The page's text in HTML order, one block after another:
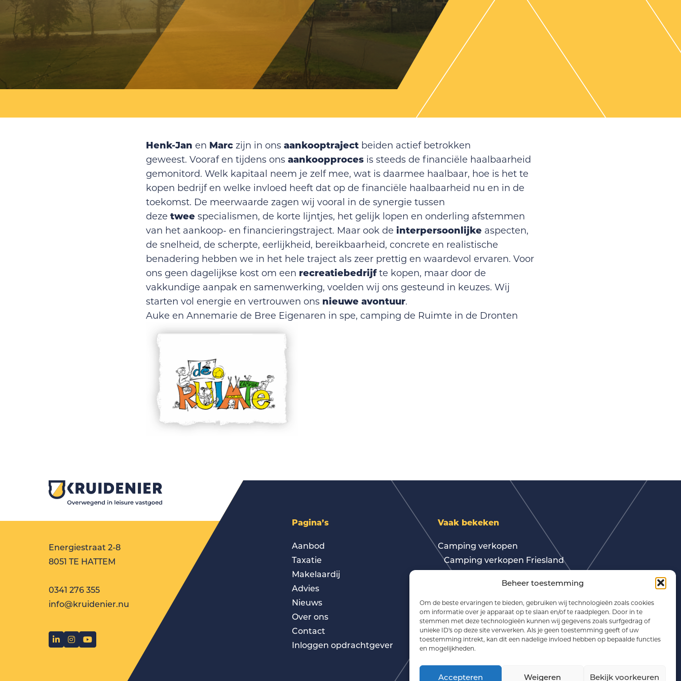
Beheer toestemming
Om de beste ervaringen te bieden, gebruiken wij technologieën zoals cookies
om informatie over je apparaat op te slaan en/of te raadplegen. Door in te
stemmen met deze technologieën kunnen wij gegevens zoals surfgedrag of
unieke ID's op deze site verwerken. Als je geen toestemming geeft of uw
toestemming intrekt, kan dit een nadelige invloed hebben op bepaalde functies
en mogelijkheden.
Accepteren Weigeren Bekijk voorkeuren
Henk-Jan en Marc zijn in ons aankooptraject beiden actief betrokken
geweest. Vooraf en tijdens ons aankoopproces is steeds de financiële haalbaarheid
gemonitord. Welk kapitaal neem je zelf mee, wat is daarmee haalbaar, hoe is het te
kopen bedrijf en welke invloed heeft dat op de financiële haalbaarheid nu en in de
toekomst. De meerwaarde zagen wij vooral in de synergie tussen
deze twee specialismen, de korte lijntjes, het gelijk lopen en onderling afstemmen
van het aankoop- en financieringstraject. Maar ook de interpersoonlijke aspecten,
de snelheid, de scherpte, eerlijkheid, bereikbaarheid, concrete en realistische
benadering hebben we in het hele traject als zeer prettig en waardevol ervaren. Voor
ons geen dagelijkse kost om een recreatiebedrijfte kopen, maar door de
vakkundige aanpak en samenwerking, voelden wij ons gesteund in keuzes. Wij
starten vol energie en vertrouwen ons nieuwe avontuur.
Auke en Annemarie de Bree Eigenaren in spe, camping de Ruimte in de Dronten
Energiestraat 2-8
8051 TE HATTEM
0341 276 355
info@kruidenier.nu
Pagina’s
Aanbod
Taxatie
Makelaardij
Advies
Nieuws
Over ons
Contact
Inloggen opdrachtgever
Vaak bekeken
Camping verkopen
Camping verkopen Friesland
Groepsaccommodatie verkopen
Camping te koop Drenthe
Camping te koop Gelderland
Camping te koop Friesland
Woning met B&B te koop
Leisure Taxateurs Nederland